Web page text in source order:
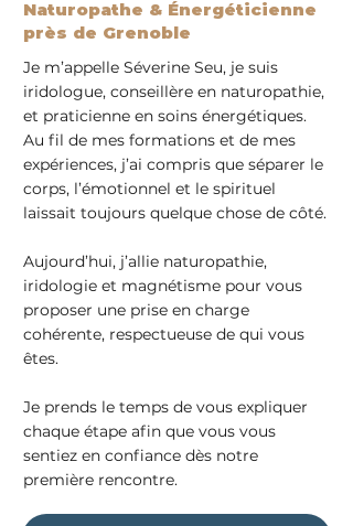
Naturopathe & Énergéticienne
près de Grenoble
Je m’appelle Séverine Seu, je suis
iridologue, conseillère en naturopathie,
et praticienne en soins énergétiques.
Au fil de mes formations et de mes
expériences, j’ai compris que séparer le
corps, l’émotionnel et le spirituel
laissait toujours quelque chose de côté.
Aujourd’hui, j’allie naturopathie,
iridologie et magnétisme pour vous
proposer une prise en charge
cohérente, respectueuse de qui vous
êtes.
Je prends le temps de vous expliquer
chaque étape afin que vous vous
sentiez en confiance dès notre
première rencontre.